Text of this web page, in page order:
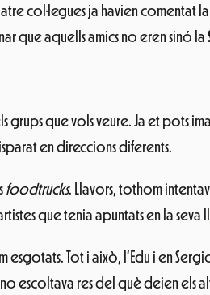
col·legues ja havien comentat
que aquells amics no eren sinó la
grups que vols veure. Ja et pots
en direccions diferents.
foodtrucks. Llavors, tothom
que tenia apuntats en la seva
esgotats. Tot i això, l’Edu i en
escoltava res del què deien els